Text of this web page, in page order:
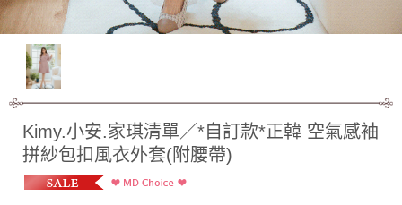
Kimy.小安.家琪清單／*自訂款*正韓 空氣感袖
拼紗包扣風衣外套(附腰帶)